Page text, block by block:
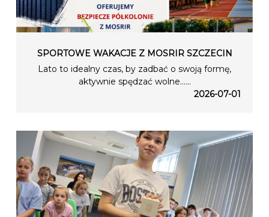
SPORTOWE WAKACJE Z MOSRIR SZCZECIN
Lato to idealny czas, by zadbać o swoją formę,
aktywnie spędzać wolne…...
2026-07-01